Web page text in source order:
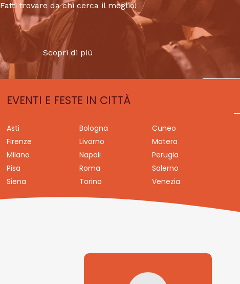
Fatti trovare da chi cerca il meglio!
Scopri di più
EVENTI E FESTE IN CITTÀ
Asti Bologna
Cuneo
Firenze
Livorno
Matera
Milano
Napoli
Perugia
Pisa
Roma
Salerno
Siena
Torino Venezia